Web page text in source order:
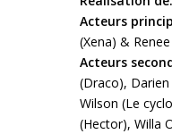
Acteurs
(Xena) &
Acteurs
(Draco),
Wilson (Le
(Hector), Willa